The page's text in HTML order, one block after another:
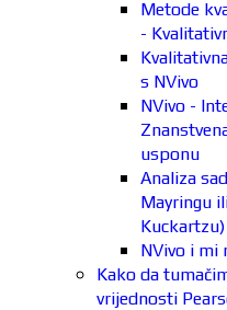
Metode
-
s NVivo
NVivo -
usponu
Analiza
Mayringu
Kuckartzu)
NVivo i mi
Kako da
vrijednosti